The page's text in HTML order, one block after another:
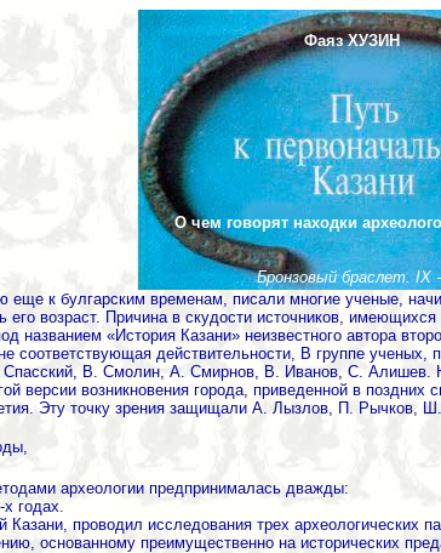
Фаяз ХУЗИН
О чем говорят находки
Бронзовый браслет. IX
к булгарским временам, писали многие ученые,
возраст. Причина в скудости источников,
названием «История Казани» неизвестного автора
соответствующая действительности, В группе
В. Смолин, А. Смирнов, В. Иванов, С. Алишев.
версии возникновения города, приведенной в
Эту точку зрения защищали А. Лызлов, П. Рычков,
археологии предпринималась дважды:
годах.
проводил исследования трех археологических
основанному преимущественно на исторических